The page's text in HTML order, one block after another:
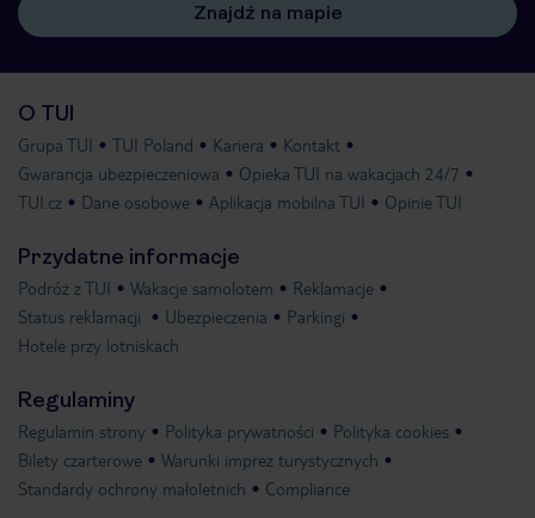
Znajdź na mapie
O TUI
Grupa TUI TUI Poland Kariera
Kontakt
Gwarancja ubezpieczeniowa
Opieka TUI na wakacjach 24/7
TUI.cz
Dane osobowe Aplikacja mobilna TUI Opinie TUI
Przydatne informacje
Podróż z TUI Wakacje samolotem
Reklamacje
Status reklamacji
Ubezpieczenia
Parkingi
Hotele przy lotniskach
Regulaminy
Regulamin strony Polityka prywatności
Polityka cookies
Bilety czarterowe
Warunki imprez turystycznych
Standardy ochrony małoletnich
Compliance